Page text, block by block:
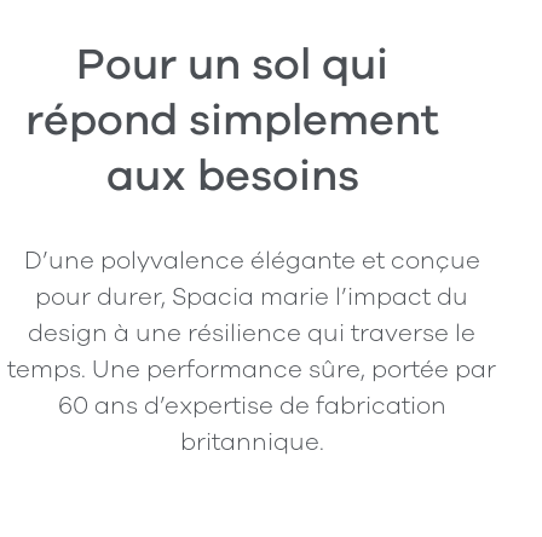
Pour un sol qui
répond simplement
aux besoins
D’une polyvalence élégante et conçue
pour durer, Spacia marie l’impact du
design à une résilience qui traverse le
temps. Une performance sûre, portée par
60 ans d’expertise de fabrication
britannique.